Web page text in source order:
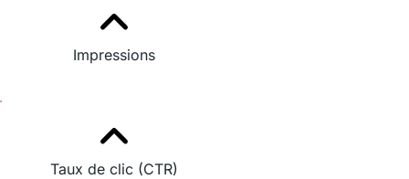
Impressions
Taux de clic (CTR)